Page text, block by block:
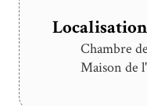
cartons
les deux
Nazaire.
Localisation
Chambre
Maison de